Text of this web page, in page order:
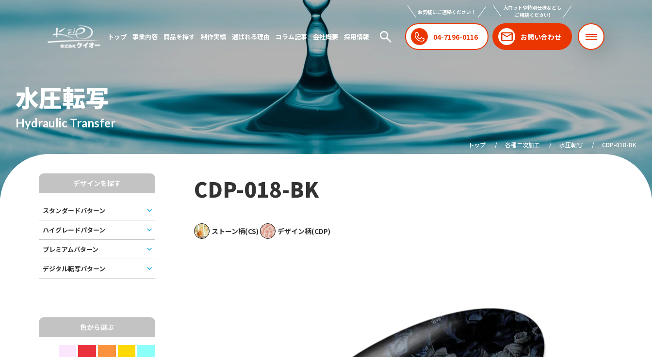
トップ 事業内容 商品を探す 制作実績 選ばれる理由 コラム記事 会社概要 採用情報
お気軽にご連絡ください！
04-7196-0116
大ロットや特別仕様なども
ご相談ください!
お問い合わせ
水圧転写
Hydraulic Transfer
トップ 各種二次加工 水圧転写 CDP-018-BK
デザインを探す
スタンダードパターン
ハイグレードパターン
プレミアムパターン
デジタル転写パターン
色から選ぶ
CDP-018-BK
ストーン柄(CS) デザイン柄(CDP)